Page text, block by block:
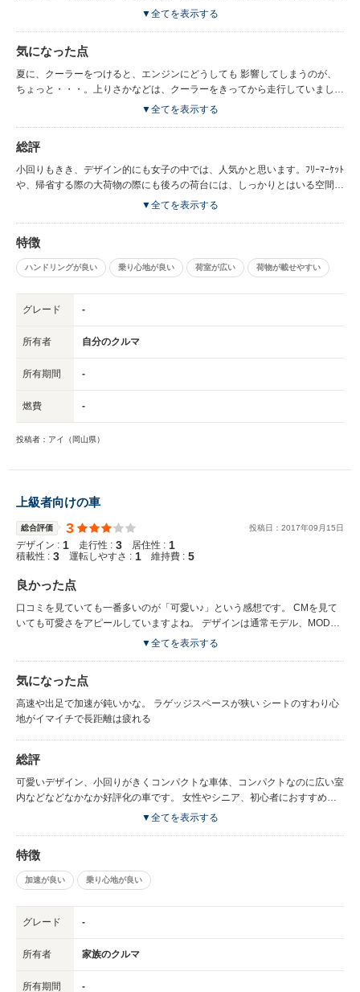
は、このくらいの大きさの車が安心感もあり、安定した運転ができたので、
しく運転しています。
▼全てを表示する
気になった点
夏に、クーラーをつけると、エンジンにどうしても 影響してしまうのが、
ちょっと・・・。上りさかなどは、クーラーをきってから走行していまし
た。 燃費は、よいとは、いえないかな。私の車の乗り方にもあるかもしれ
▼全てを表示する
総評
小回りもきき、デザイン的にも女子の中では、人気かと思います。ﾌﾘｰﾏｰｹｯﾄ
や、帰省する際の大荷物の際にも後ろの荷台には、しっかりとはいる空間が
あるのも、とても重宝しています。 もう少し、燃費が伸びてくれてば、う
▼全てを表示する
特徴
ハンドリングが良い 乗り心地が良い 荷室が広い 荷物が載せやすい
グレード -
所有者 自分のクルマ
所有期間 -
燃費 -
投稿者：アイ（岡山県）
上級者向けの車
総合評価 3 投稿日： 2017年09 月 15日
デザイン : 1 走行性 : 3 居住性 : 1
積載性 : 3 運転しやすさ : 1 維持費 : 5
良かった点
口コミを見ていても一番多いのが「可愛い♪」という感想です。 CMを見て
いても可愛さをアピールしていますよね。 デザインは通常モデル、MODA
わいらしい作られています。 走行時の振動が少なく小回りが利いてる。安
定したスピードで安全運転をする人は、この車がおすすめ。燃費もそこそこ
良いので デザインが可愛くてキュート♪ 女性に配慮した車ですね 小回りが
▼全てを表示する
気になった点
高速や出足で加速が鈍いかな。 ラゲッジスペースが狭い シートのすわり心
地がイマイチで長距離は疲れる
総評
可愛いデザイン、小回りがきくコンパクトな車体、コンパクトなのに広い室
内などなどなかなか好評化の車です。 女性やシニア、初心者におすすめの
路をよく使う方は合わないかもしれません。
▼全てを表示する
特徴
加速が良い 乗り心地が良い
グレード -
所有者 家族のクルマ
所有期間 -